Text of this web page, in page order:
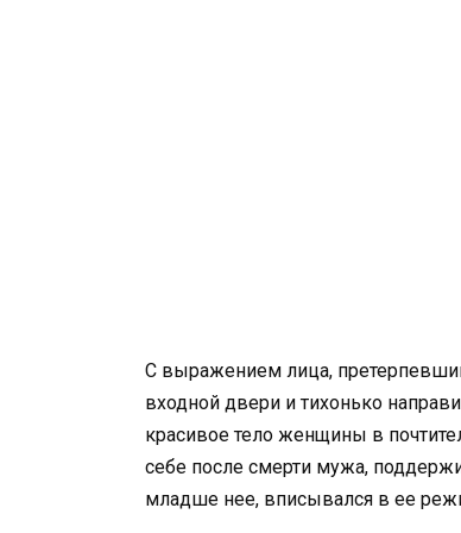
С выражением лица,
входной двери и тихонько
красивое тело женщины в
себе после смерти мужа,
младше нее, вписывался в ее